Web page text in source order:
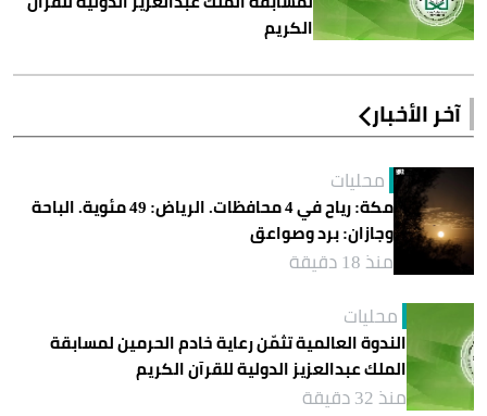
الكريم
آخر الأخبار
محليات
مكة: رياح في 4 محافظات. الرياض: 49 مئوية. الباحة
وجازان: برد وصواعق
منذ 18 دقيقة
محليات
الندوة العالمية تثمّن رعاية خادم الحرمين لمسابقة
الملك عبدالعزيز الدولية للقرآن الكريم
منذ 32 دقيقة